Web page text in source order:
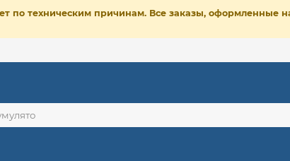
по техническим причинам. Все заказы, оформленные